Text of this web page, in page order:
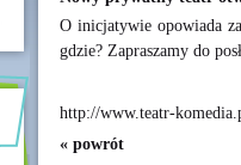
O inicjatywie opowiada
gdzie? Zapraszamy do
http://www.teatr-
« powrót